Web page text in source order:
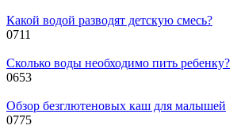
Какой водой разводят детскую смесь?
0711
Сколько воды необходимо пить ребенку?
0653
Обзор безглютеновых каш для малышей
0775